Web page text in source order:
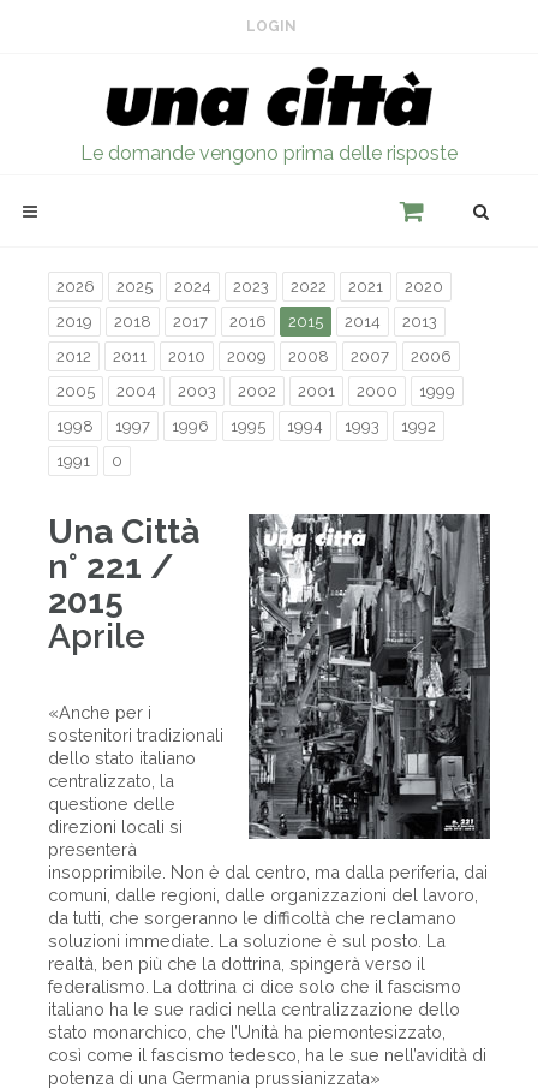
LOGIN
Le domande vengono prima delle risposte
2026 2025 2024 2023 2022 2021
2020
2019
2018 2017 2016 2015 2014
2013
2012
2011 2010 2009 2008 2007
2006
2005
2004 2003 2002 2001 2000
1999
1998
1997 1996 1995 1994 1993
1992
1991
0
Una Città
n° 221 /
2015
Aprile
«Anche per i
sostenitori tradizionali
dello stato italiano
centralizzato, la
questione delle
direzioni locali si
presenterà
insopprimibile. Non è dal centro, ma dalla periferia, dai
comuni, dalle regioni, dalle organizzazioni del lavoro,
da tutti, che sorgeranno le difficoltà che reclamano
soluzioni immediate. La soluzione è sul posto. La
realtà, ben più che la dottrina, spingerà verso il
federalismo. La dottrina ci dice solo che il fascismo
italiano ha le sue radici nella centralizzazione dello
stato monarchico, che l’Unità ha piemontesizzato,
così come il fascismo tedesco, ha le sue nell’avidità di
potenza di una Germania prussianizzata»